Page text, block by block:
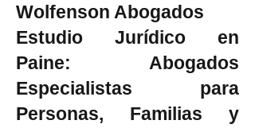
Wolfenson Abogados
Estudio Jurídico en
Paine: Abogados
Especialistas para
Personas, Familias y